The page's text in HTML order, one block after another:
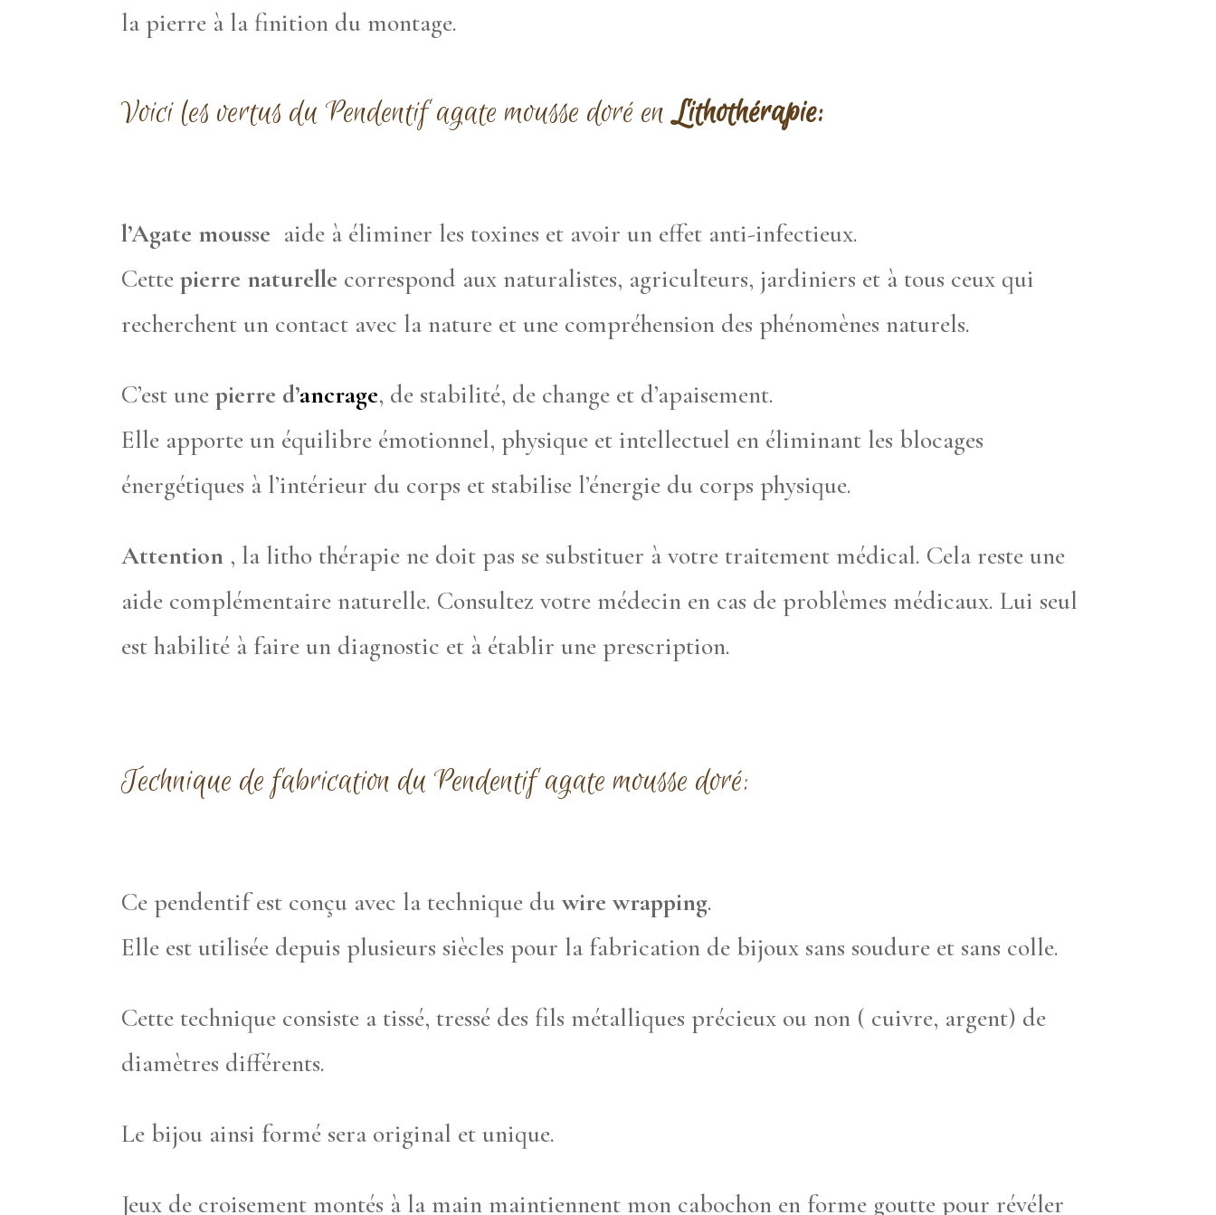
la pierre à la finition du montage.
Voici les vertus du Pendentif agate mousse doré enLithothérapie:
l’Agate mousse aide à éliminer les toxines et avoir un effet anti-infectieux.
Cettepierre naturelle correspond aux naturalistes, agriculteurs, jardiniers et à tous ceux qui
recherchent un contact avec la nature et une compréhension des phénomènes naturels.
C’est une pierre d’ancrage, de stabilité, de change et d’apaisement.
Elle apporte un équilibre émotionnel, physique et intellectuel en éliminant les blocages
énergétiques à l’intérieur du corps et stabilise l’énergie du corps physique.
Attention , la litho thérapie ne doit pas se substituer à votre traitement médical. Cela reste une
aide complémentaire naturelle. Consultez votre médecin en cas de problèmes médicaux. Lui seul
est habilité à faire un diagnostic et à établir une prescription.
Technique de fabrication du Pendentif agate mousse doré:
Ce pendentif est conçu avec la technique duwire wrapping.
Elle est utilisée depuis plusieurs siècles pour la fabrication de bijoux sans soudure et sans colle.
Cette technique consiste a tissé, tressé des fils métalliques précieux ou non ( cuivre, argent) de
diamètres différents.
Le bijou ainsi formé sera original et unique.
Jeux de croisement montés à la main maintiennent mon cabochon en forme goutte pour révéler